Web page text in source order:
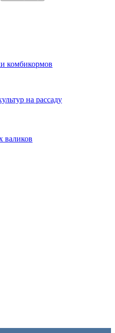
комбикормов
на рассаду
валиков